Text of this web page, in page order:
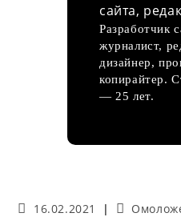
сайта,
Разработчик
журналист,
дизайнер,
копирайтер.
— 25 лет.
Запись
16.02.2021
Рубрика